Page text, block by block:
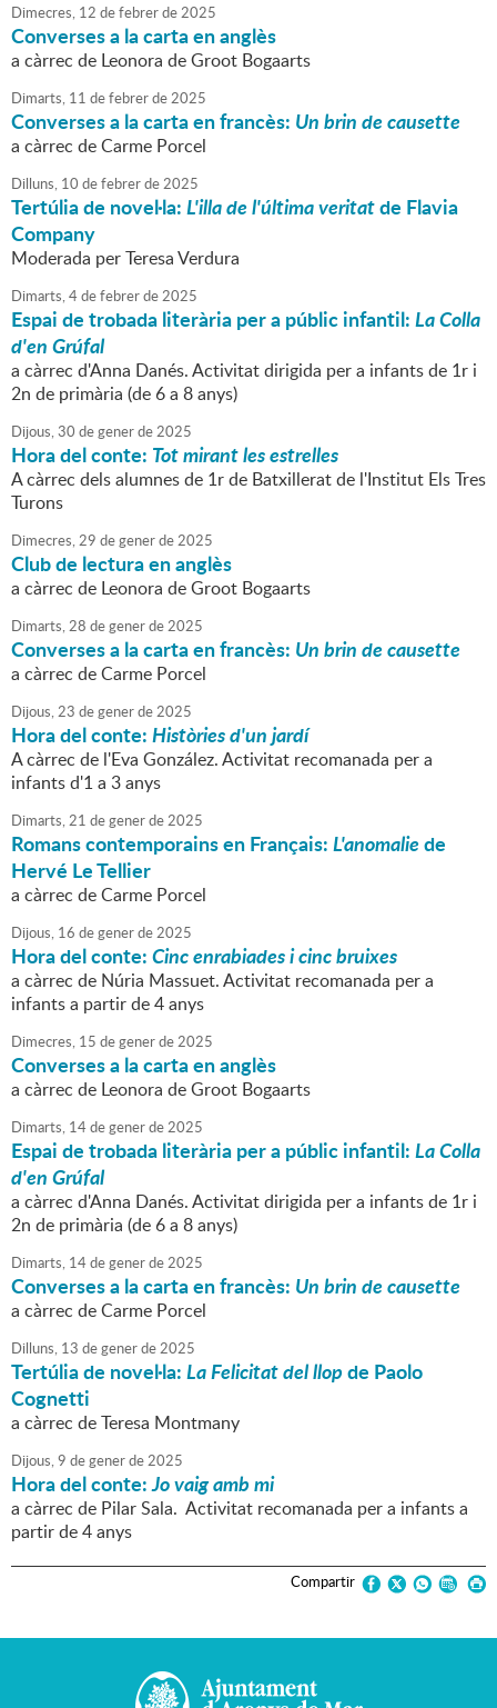
Dimecres, 12 defebrerde2025
Converses a la carta en anglès
a càrrec de Leonora de Groot Bogaarts
Dimarts, 11 defebrerde2025
Converses a la carta en francès: Un brin de causette
a càrrec de Carme Porcel
Dilluns, 10 defebrerde2025
Tertúlia de novel·la:L'illa de l'última veritatde Flavia
Company
Moderada per Teresa Verdura
Dimarts,4defebrerde2025
Espai de trobada literària per a públic infantil:La Colla
d'en Grúfal
a càrrec d'Anna Danés. Activitat dirigida per a infants de 1r i
2n de primària (de 6 a 8 anys)
Dijous,30 degenerde2025
Hora del conte: Tot mirant les estrelles
A càrrec dels alumnes de 1r de Batxillerat de l'Institut Els Tres
Turons
Dimecres,29 degenerde2025
Club de lectura en anglès
a càrrec de Leonora de Groot Bogaarts
Dimarts,28 degenerde2025
Converses a la carta en francès: Un brin de causette
a càrrec de Carme Porcel
Dijous,23 degenerde2025
Hora del conte:Històries d'un jardí
A càrrec de l'Eva González. Activitat recomanada per a
infants d'1 a 3 anys
Dimarts,21 degenerde2025
Romans contemporains en Français:L'anomaliede
Hervé Le Tellier
a càrrec de Carme Porcel
Dijous, 16 degenerde2025
Hora del conte:Cinc enrabiades i cinc bruixes
a càrrec de Núria Massuet. Activitat recomanada per a
infants a partir de 4 anys
Dimecres, 15 degenerde2025
Converses a la carta en anglès
a càrrec de Leonora de Groot Bogaarts
Dimarts, 14degenerde2025
Espai de trobada literària per a públic infantil:La Colla
d'en Grúfal
a càrrec d'Anna Danés. Activitat dirigida per a infants de 1r i
2n de primària (de 6 a 8 anys)
Dimarts, 14degenerde2025
Converses a la carta en francès: Un brin de causette
a càrrec de Carme Porcel
Dilluns, 13 degenerde2025
Tertúlia de novel·la:La Felicitat del llopde Paolo
Cognetti
a càrrec de Teresa Montmany
Dijous,9 degenerde2025
Hora del conte:Jo vaig amb mi
a càrrec de Pilar Sala. Activitat recomanada per a infants a
partir de 4 anys
Compartir